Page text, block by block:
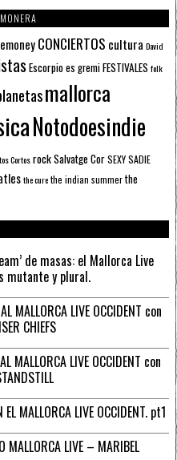
CONCIERTOS cultura David
Escorpioes gremiFESTIVALES folk
mallorca
Notodoesindie
CortosrockSalvatge CorSEXY SADIE
the curethe indian summerthe
de masas: el Mallorca Live
mutante y plural.
MALLORCA LIVE OCCIDENT con
CHIEFS
MALLORCA LIVE OCCIDENT con
EL MALLORCA LIVE OCCIDENT. pt1
MALLORCA LIVE – MARIBEL